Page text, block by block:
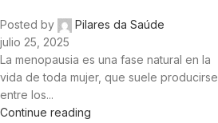
Posted by
Pilares da Saúde
julio 25, 2025
La menopausia es una fase natural en la
vida de toda mujer, que suele producirse
entre los...
Continue reading